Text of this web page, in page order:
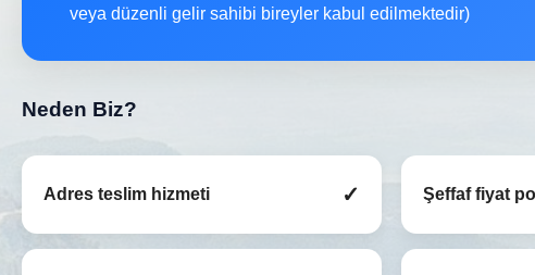
veya düzenli gelir sahibi bireyler kabul edilmektedir)
Neden Biz?
Adres teslim hizmeti ✓ Şeffaf fiyat